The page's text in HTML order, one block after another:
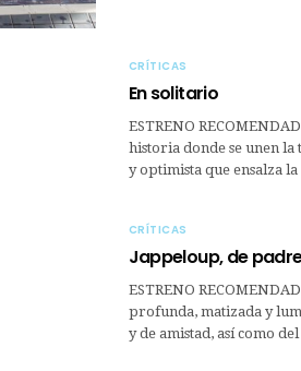
CRÍTICAS
En solitario
ESTRENO
historia donde se unen
y optimista que ensalza
CRÍTICAS
Jappeloup, de
ESTRENO
profunda, matizada y
y de amistad, así como